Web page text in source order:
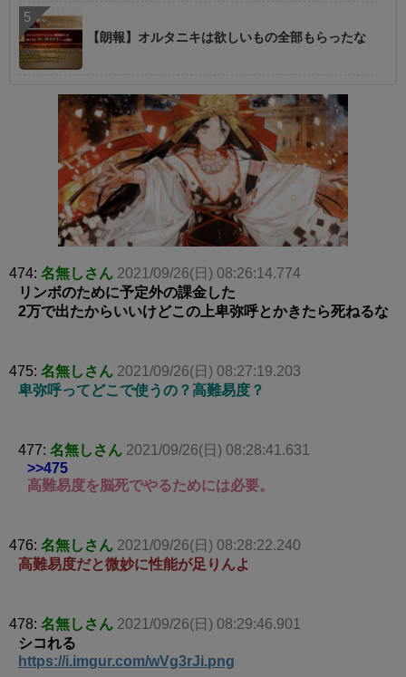
【朗報】オルタニキは欲しいもの全部もらったな
474: 名無しさん 2021/09/26(日) 08:26:14.774
リンボのために予定外の課金した
2万で出たからいいけどこの上卑弥呼とかきたら死ねるな
475: 名無しさん 2021/09/26(日) 08:27:19.203
卑弥呼ってどこで使うの？高難易度？
477: 名無しさん 2021/09/26(日) 08:28:41.631
>>475
高難易度を脳死でやるためには必要。
476: 名無しさん 2021/09/26(日) 08:28:22.240
高難易度だと微妙に性能が足りんよ
478: 名無しさん 2021/09/26(日) 08:29:46.901
シコれる
https://i.imgur.com/wVg3rJi.png